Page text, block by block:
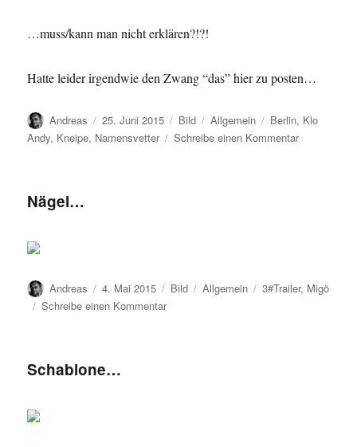
…muss/kann man nicht erklären?!?!
Hatte leider irgendwie den Zwang “das” hier zu posten…
Autor
Andreas
Veröffentlicht
am
25. Juni 2015 Format
Bild Kategorien
Allgemein Schlagwörter
Berlin, Klo
Andy, Kneipe, Namensvetter Schreibe einen Kommentarzu
Nägel…
Autor
Andreas
Veröffentlicht
am
4. Mai 2015 Format
Bild Kategorien
Allgemein Schlagwörter
3#Trailer, Migö
Schreibe einen Kommentarzu
Schablone…